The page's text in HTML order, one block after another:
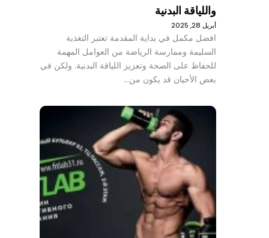
واللياقة البدنية
أبريل 28, 2025
افضل مكمل في بداية المقدمة تعتبر التغذية
السليمة وممارسة الرياضة من العوامل المهمة
للحفاظ على الصحة وتعزيز اللياقة البدنية. ولكن في
بعض الأحيان قد يكون من…